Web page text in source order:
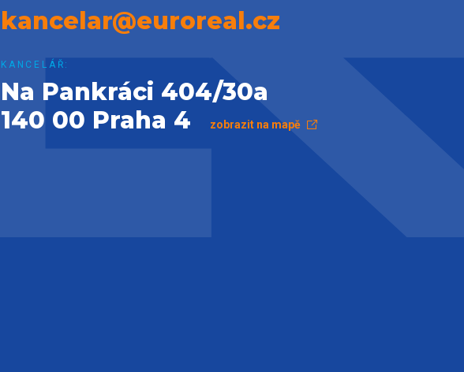
kancelar@euroreal.cz
KANCELÁŘ:
Na Pankráci 404/30a
140 00 Praha 4
zobrazit na mapě